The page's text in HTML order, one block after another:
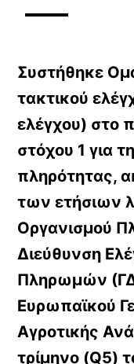
Συστήθηκε
τακτικού
ελέγχου) στο
στόχου 1 για
πληρότητας,
των ετήσιων
Οργανισμού
Διεύθυνση
Πληρωμών
Ευρωπαϊκού
Αγροτικής
τρίμηνο (Q5)